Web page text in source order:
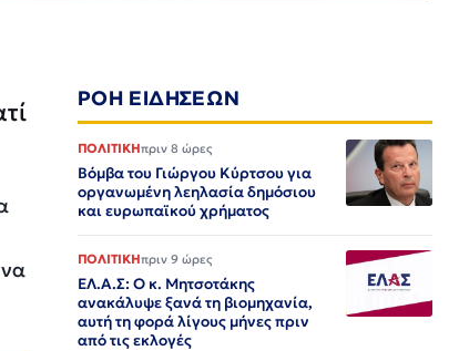
ΡΟΗ ΕΙΔΗΣΕΩΝ
ΠΟΛΙΤΙΚΗπριν 8 ώρες
Βόμβα του Γιώργου Κύρτσου για
οργανωμένη λεηλασία δημόσιου
και ευρωπαϊκού χρήματος
ΠΟΛΙΤΙΚΗπριν 9 ώρες
ΕΛ.Α.Σ: Ο κ. Μητσοτάκης
ανακάλυψε ξανά τη βιομηχανία,
αυτή τη φορά λίγους μήνες πριν
από τις εκλογές